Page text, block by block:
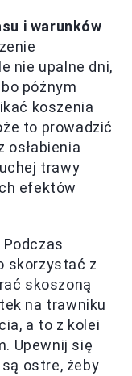
i warunków
nie upalne dni,
późnym
koszenia
to prowadzić
osłabienia
trawy
efektów
Podczas
skorzystać z
skoszoną
na trawniku
a to z kolei
Upewnij się
ostre, żeby